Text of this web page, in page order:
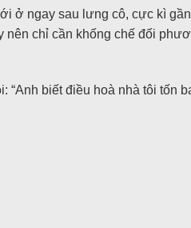
ở ngay sau lưng cô, cực kì
chỉ cần khống chế đối
biết điều hoà nhà tôi tốn